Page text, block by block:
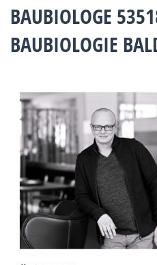
BAUBIOLOGE
BAUBIOLOGIE